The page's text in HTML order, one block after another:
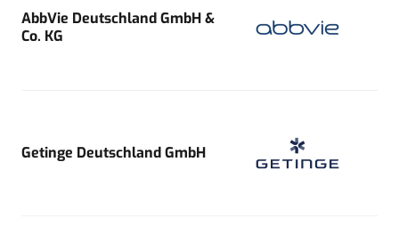
AbbVie Deutschland GmbH &
Co. KG
Getinge Deutschland GmbH